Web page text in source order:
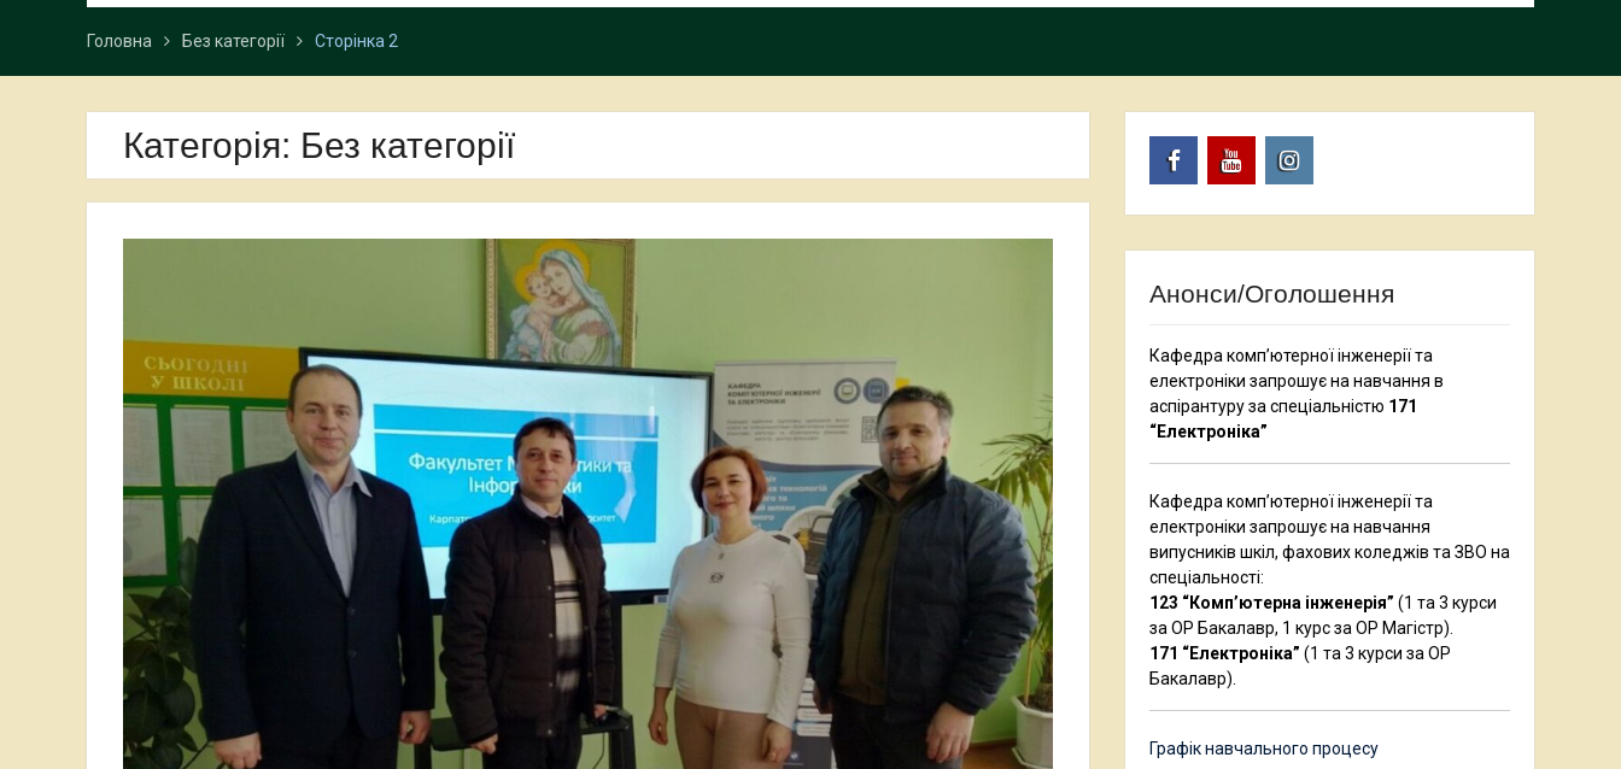
Головна Без категорії Сторінка 2
Категорія: Без категорії
Анонси/Оголошення
Кафедра комп’ютерної інженерії та
електроніки запрошує на навчання в
аспірантуру за спеціальністю 171
“Електроніка”
Кафедра комп’ютерної інженерії та
електроніки запрошує на навчання
випусників шкіл, фахових коледжів та ЗВО на
спеціальності:
123 “Комп’ютерна інженерія” (1 та 3 курси
за ОР Бакалавр, 1 курс за ОР Магістр).
171 “Електроніка” (1 та 3 курси за ОР
Бакалавр).
Графік навчального процесу